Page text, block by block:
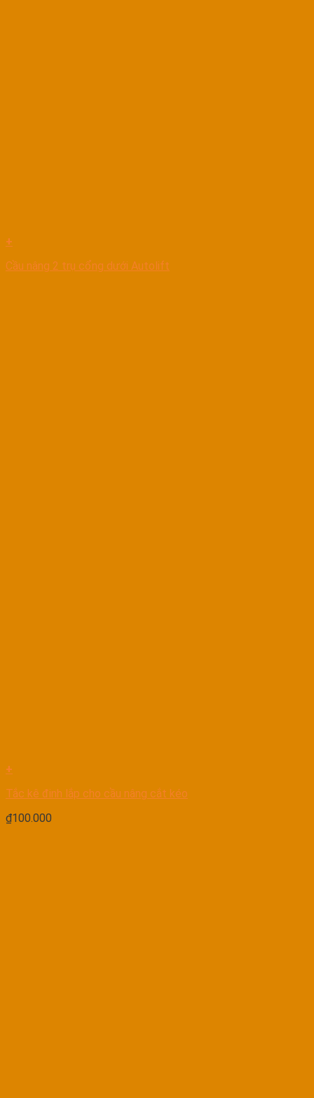
+
Cầu nâng 2 trụ cổng dưới Autolift
+
Tắc kê đinh lắp cho cầu nâng cắt kéo
₫100.000